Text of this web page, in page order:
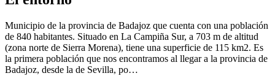
Municipio de la provincia de Badajoz que cuenta con una población
de 840 habitantes. Situado en La Campiña Sur, a 703 m de altitud
(zona norte de Sierra Morena), tiene una superficie de 115 km2. Es
la primera población que nos encontramos al llegar a la provincia de
Badajoz, desde la de Sevilla, po…